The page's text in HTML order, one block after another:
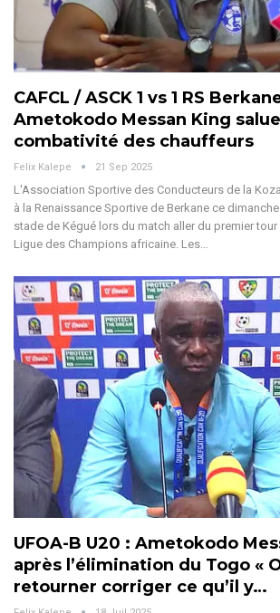
CAFCL / ASCK 1 vs 1 RS
Ametokodo Messan King
combativité des chauffeurs
Felix Kalepe 21 Sep 2025
L'Association Sportive des Conducteurs de la
à la Renaissance Sportive de Berkane ce
stade de Kégué lors du match aller du premier
Ligue des Champions africaine. Les
UFOA-B U20 : Ametokodo
après l’élimination du Togo «
retourner corriger ce qu’il y…